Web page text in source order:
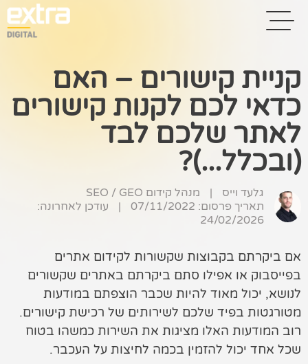
בית
בניית אתרים
קידום אתרים
פרסום בגוגל
רשתות חברתיות
שיווק לאתרי
סחר
קייס סטאדי
תיק עבודות
קניית קישורים – האם
כדאי לכם לקנות קישורים
לאתר שלכם לבד
(ובכלל...)?
גלעד וייס |
מנהל קידום SEO / GEO
תאריך פרסום: 07/11/2022
|
עודכן לאחרונה:
24/02/2026
אם ביקרתם בקבוצות שקשורות לקידום אתרים
בפייסבוק או אפילו סתם ביקרתם באתרים שקשורים
לנושא, יכול מאוד להיות שכבר הוצפתם במודעות
מטורגטות בפיד שלכם לשירותים של רכישת קישורים.
רוב המודעות האלו מציגות את השירות כמשהו בטוח
שכל אחד יכול להזמין בכמה לחיצות על העכבר.